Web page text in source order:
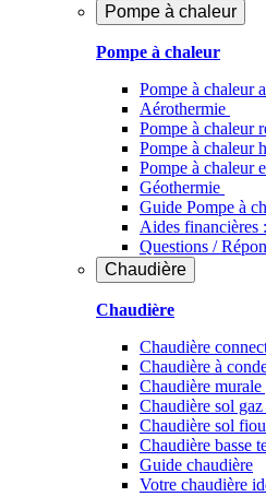
Pompe à chaleur
Pompe à chaleur
Pompe à chaleur
Aérothermie
Pompe à chaleur
Pompe à chaleur
Pompe à chaleur​
Géothermie
Guide Pompe à
Aides financières
Questions /
Chaudière
Chaudière
Chaudière
Chaudière à
Chaudière murale
Chaudière sol gaz
Chaudière sol
Chaudière basse
Guide chaudière
Votre chaudière